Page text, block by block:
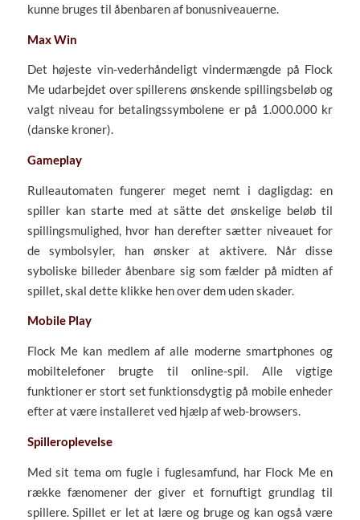
kunne bruges til åbenbaren af bonusniveauerne.
Max Win
Det højeste vin-vederhåndeligt vindermængde på Flock
Me udarbejdet over spillerens ønskende spillingsbeløb og
valgt niveau for betalingssymbolene er på 1.000.000 kr
(danske kroner).
Gameplay
Rulleautomaten fungerer meget nemt i dagligdag: en
spiller kan starte med at sätte det ønskelige beløb til
spillingsmulighed, hvor han derefter sætter niveauet for
de symbolsyler, han ønsker at aktivere. Når disse
syboliske billeder åbenbare sig som fælder på midten af
spillet, skal dette klikke hen over dem uden skader.
Mobile Play
Flock Me kan medlem af alle moderne smartphones og
mobiltelefoner brugte til online-spil. Alle vigtige
funktioner er stort set funktionsdygtig på mobile enheder
efter at være installeret ved hjælp af web-browsers.
Spilleroplevelse
Med sit tema om fugle i fuglesamfund, har Flock Me en
række fænomener der giver et fornuftigt grundlag til
spillere. Spillet er let at lære og bruge og kan også være